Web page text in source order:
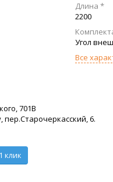
Длина *
2200
Угол
Все
701В
6.
клик